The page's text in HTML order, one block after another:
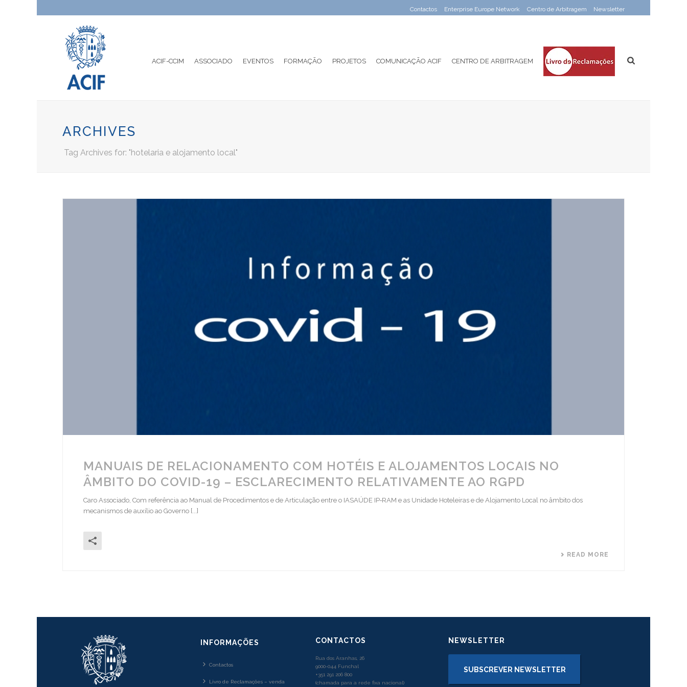
Newsletter
Contactos Enterprise Europe Network Centro de Arbitragem
ACIF-CCIM ASSOCIADO EVENTOS FORMAÇÃO PROJETOS COMUNICAÇÃO ACIF CENTRO DE ARBITRAGEM
ARCHIVES
Tag Archives for: "hotelaria e alojamento local"
MANUAIS DE RELACIONAMENTO COM HOTÉIS E ALOJAMENTOS LOCAIS NO
ÂMBITO DO COVID-19 – ESCLARECIMENTO RELATIVAMENTE AO RGPD
Caro Associado, Com referência ao Manual de Procedimentos e de Articulação entre o IASAÚDE IP‐RAM e as Unidade Hoteleiras e de Alojamento Local no âmbito dos
mecanismos de auxílio ao Governo [...]
READ MORE
INFORMAÇÕES
Contactos
Livro de Reclamações – venda
CONTACTOS
Rua dos Aranhas, 26
9000-044 Funchal
+351 291 206 800
(chamada para a rede fixa nacional)
NEWSLETTER
SUBSCREVER NEWSLETTER